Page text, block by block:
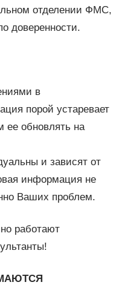
отделении ФМС,
доверенности.
в
порой устаревает
ее обновлять на
и зависят от
информация не
Ваших проблем.
работают